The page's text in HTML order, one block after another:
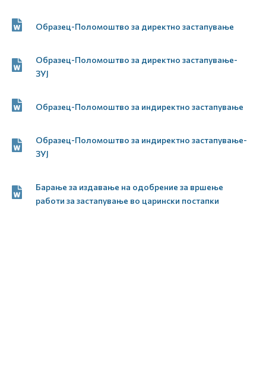
Образец-Поломоштво за директно застапување
Образец-Поломоштво за директно застапување-
ЗУЈ
Образец-Поломоштво за индиректно застапување
Образец-Поломоштво за индиректно застапување-
ЗУЈ
Барање за издавање на одобрение за вршење
работи за застапување во царински постапки